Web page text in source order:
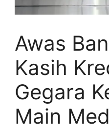
Awas
Kasih
Gegara
Main